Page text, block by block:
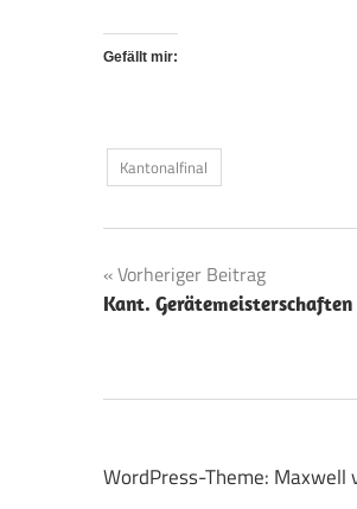
Gefällt mir:
Kantonalfinal
Vorheriger Beitrag
Kant.
WordPress-Theme: Maxwell